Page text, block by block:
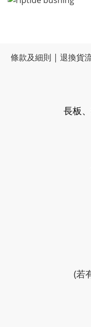
條款及細則 | 退換貨
長板
(若